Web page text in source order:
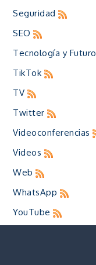
Seguridad
SEO
Tecnología y Futuro
TikTok
TV
Twitter
Videoconferencias
Videos
Web
WhatsApp
YouTube